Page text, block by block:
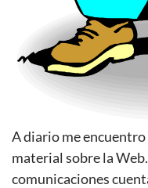
A diario me encuentro
material sobre la Web.
comunicaciones